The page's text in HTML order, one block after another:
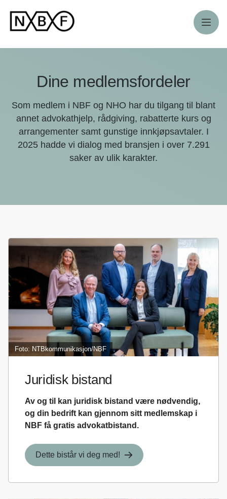
Meny
Dine medlemsfordeler
Som medlem i NBF og NHO har du tilgang til blant
annet advokathjelp, rådgiving, rabatterte kurs og
arrangementer samt gunstige innkjøpsavtaler. I
2025 hadde vi dialog med bransjen i over 7.291
saker av ulik karakter.
Foto: NTBkommunikasjon/NBF
Juridisk bistand
Av og til kan juridisk bistand være nødvendig,
og din bedrift kan gjennom sitt medlemskap i
NBF få gratis advokatbistand.
Dette bistår vi deg med!